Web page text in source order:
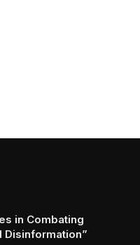
in Combating
Disinformation”